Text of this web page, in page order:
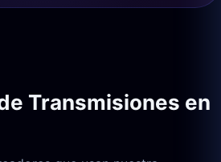
Transmisiones en